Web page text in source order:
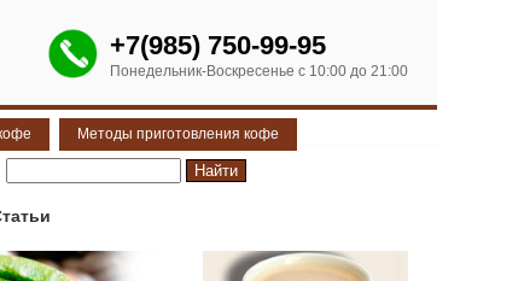
+7(985) 750-99-95
Понедельник-Воскресенье с 10:00 до 21:00
Методы приготовления кофе